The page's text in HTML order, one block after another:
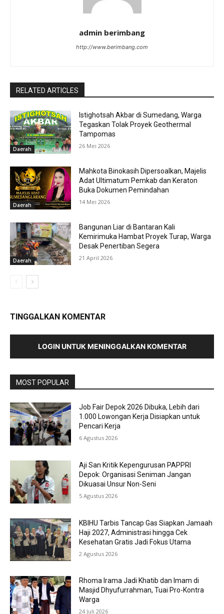
admin berimbang
http://www.berimbang.com
RELATED ARTICLES
Daerah
Istighotsah Akbar di Sumedang, Warga
Tegaskan Tolak Proyek Geothermal
Tampomas
26 Mei 2026
Daerah
Mahkota Binokasih Dipersoalkan, Majelis
Adat Ultimatum Pemkab dan Keraton
Buka Dokumen Pemindahan
14 Mei 2026
Daerah
Bangunan Liar di Bantaran Kali
Kemirimuka Hambat Proyek Turap, Warga
Desak Penertiban Segera
21 April 2026
TINGGALKAN KOMENTAR
LOGIN UNTUK MENINGGALKAN KOMENTAR
MOST POPULAR
Job Fair Depok 2026 Dibuka, Lebih dari
1.000 Lowongan Kerja Disiapkan untuk
Pencari Kerja
6 Agustus 2026
Aji San Kritik Kepengurusan PAPPRI
Depok: Organisasi Seniman Jangan
Dikuasai Unsur Non-Seni
5 Agustus 2026
KBIHU Tarbis Tancap Gas Siapkan Jamaah
Haji 2027, Administrasi hingga Cek
Kesehatan Gratis Jadi Fokus Utama
2 Agustus 2026
Rhoma Irama Jadi Khatib dan Imam di
Masjid Dhyufurrahman, Tuai Pro-Kontra
Warga
24 Juli 2026